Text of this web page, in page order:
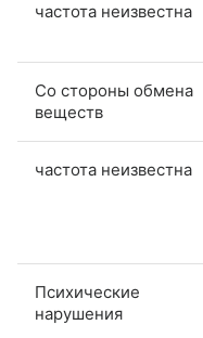
частота неизвестна
Со стороны обмена
веществ
частота неизвестна
Психические
нарушения